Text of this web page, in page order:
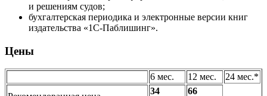
и решениям судов;
бухгалтерская периодика и электронные версии книг
издательства «1С-Паблишинг».
Цены
6 мес. 12 мес.
24 мес.*
34
66